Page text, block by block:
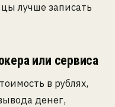
лучше записать
или сервиса
в рублях,
денег,